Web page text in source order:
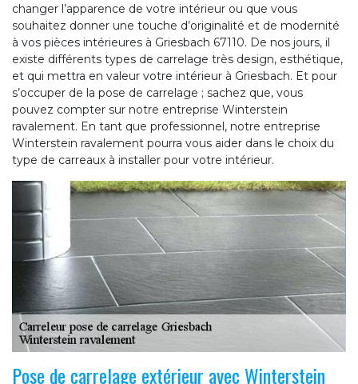
changer l’apparence de votre intérieur ou que vous
souhaitez donner une touche d’originalité et de modernité
à vos pièces intérieures à Griesbach 67110. De nos jours, il
existe différents types de carrelage très design, esthétique,
et qui mettra en valeur votre intérieur à Griesbach. Et pour
s’occuper de la pose de carrelage ; sachez que, vous
pouvez compter sur notre entreprise Winterstein
ravalement. En tant que professionnel, notre entreprise
Winterstein ravalement pourra vous aider dans le choix du
type de carreaux à installer pour votre intérieur.
Pose de carrelage extérieur avec Winterstein